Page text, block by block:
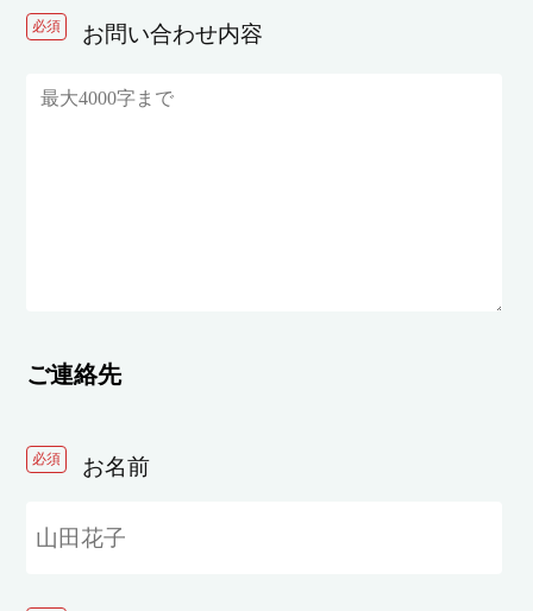
必須 お問い合わせ内容
ご連絡先
必須 お名前